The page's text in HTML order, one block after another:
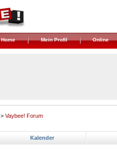
Home Mein Profil Online
> Vaybee! Forum
Kalender